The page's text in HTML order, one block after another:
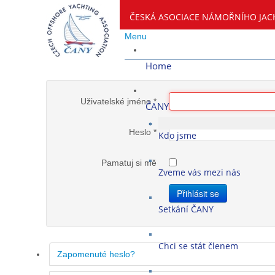
ČESKÁ ASOCIACE NÁMOŘNÍHO
Menu
Home
ČANY
Kdo jsme
Zveme vás mezi nás
Setkání ČANY
Chci se stát členem
Uživatelské jméno*
Heslo*
Pamatuj si mě
Přihlásit se
Zapomenuté heslo?